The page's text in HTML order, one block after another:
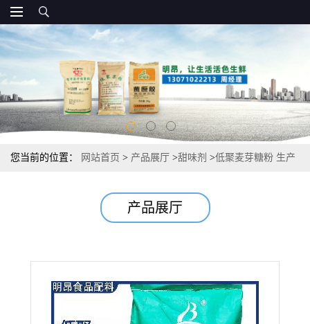
您当前的位置： 网站首页 > 产品展厅 >甜味剂 >低聚麦芽糖粉 生产
产品展厅